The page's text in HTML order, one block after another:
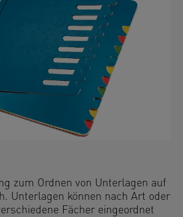
zum Ordnen von Unterlagen auf
Unterlagen können nach Art oder
Fächer eingeordnet